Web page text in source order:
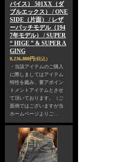
バイス） 501XX（ダ
ブルエックス） / ONE
SIDE（片面） / レザ
ーパッチモデル（194
7年モデル） / SUPER
“ HIGE ” & SUPER A
GING
8,236,800円(税込)
・当該アイテムのご購入
に際しましてはアイテム
特性を鑑み、要アポイン
トメントアイテムとさせ
て頂いております。（ご
面倒ではございますが当
ホームページよりご…